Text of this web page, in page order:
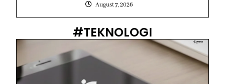
August 7, 2026
#TEKNOLOGI